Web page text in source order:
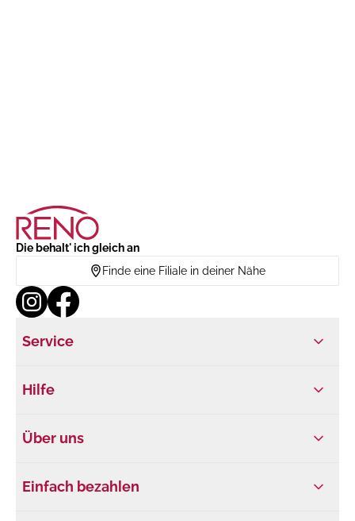
Die behalt' ich gleich an
Finde eine Filiale in deiner Nähe
Service
Hilfe
Über uns
Einfach bezahlen